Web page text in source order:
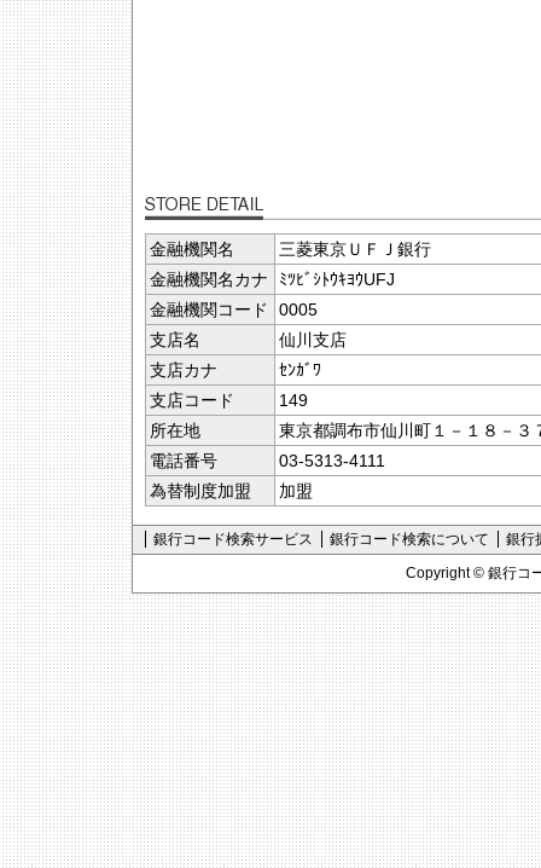
金融機関名
三菱東京ＵＦＪ銀行
金融機関名カナ
ﾐﾂﾋﾞｼﾄｳｷﾖｳUFJ
金融機関コード
0005
支店名
仙川支店
支店カナ
ｾﾝｶﾞﾜ
支店コード
149
所在地
東京都調布市仙川町１－１８－３
電話番号
03-5313-4111
為替制度加盟
加盟
銀行コード検索サービス 銀行コード検索について
銀行
Copyright © 銀行コ